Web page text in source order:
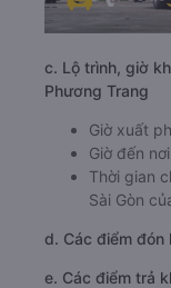
c. Lộ trình, giờ
Phương Trang
Giờ xuất
Giờ đến
Thời gian
Sài Gòn
d. Các điểm đón
e. Các điểm trả